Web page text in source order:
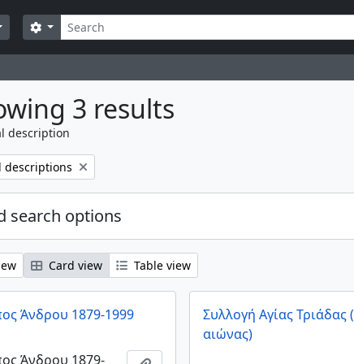
Search
Search options
3 results
description
descriptions
search options
Card view Table view
Άνδρου 1879-1999
Άνδρου 1879-
Συλλογή Αγίας Τριάδας
αιώνας)